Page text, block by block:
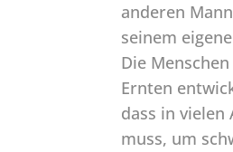
anderen
seinem
Die
Ernten
dass in vielen
muss, um